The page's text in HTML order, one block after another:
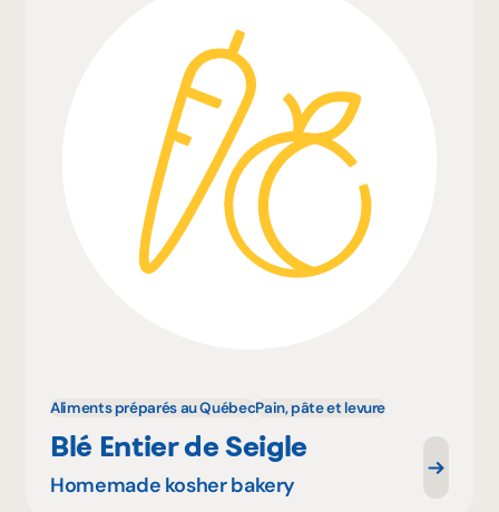
Aliments préparés au QuébecPain, pâte et levure
Blé Entier de Seigle
Homemade kosher bakery